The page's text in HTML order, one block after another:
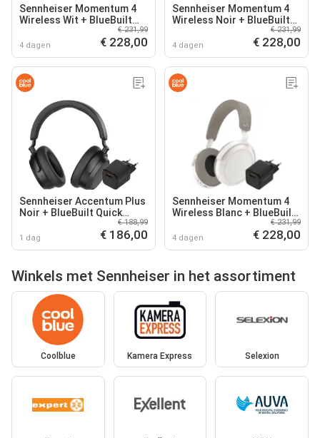
Sennheiser Momentum 4
Wireless Wit + BlueBuilt
Quick Charge Oplader met
Usb A Poort 18W
4 dagen
€ 231,99
€ 228,00
Sennheiser Momentum 4
Wireless Noir + BlueBuilt
Quick Charge Chargeur
avec Port USB-A 18 W
4 dagen
€ 231,99
€ 228,00
Sennheiser Accentum Plus
Noir + BlueBuilt Quick
Charge Chargeur avec Port
USB-A 18 W Noir
1 dag
€ 188,99
€ 186,00
Sennheiser Momentum 4
Wireless Blanc + BlueBuilt
Quick Charge Chargeur
avec Port USB-A 18 W
4 dagen
€ 231,99
€ 228,00
Winkels met Sennheiser in het assortiment
Coolblue Kamera Express Selexion